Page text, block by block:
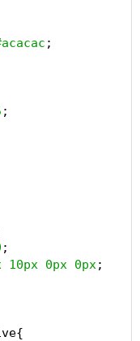
;
;
;
10px 0px 0px ;